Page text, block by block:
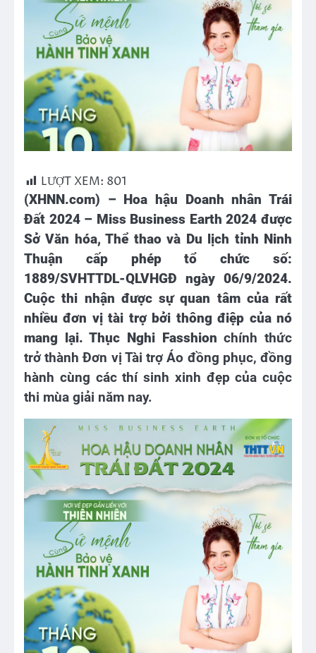
LƯỢT XEM: 801
(XHNN.com) – Hoa hậu Doanh nhân Trái
Đất 2024 – Miss Business Earth 2024 được
Sở Văn hóa, Thể thao và Du lịch tỉnh Ninh
Thuận cấp phép tổ chức số:
1889/SVHTTDL-QLVHGĐ ngày 06/9/2024.
Cuộc thi nhận được sự quan tâm của rất
nhiều đơn vị tài trợ bởi thông điệp của nó
mang lại. Thục Nghi Fasshion chính thức
trở thành Đơn vị Tài trợ Áo đồng phục, đồng
hành cùng các thí sinh xinh đẹp của cuộc
thi mùa giải năm nay.